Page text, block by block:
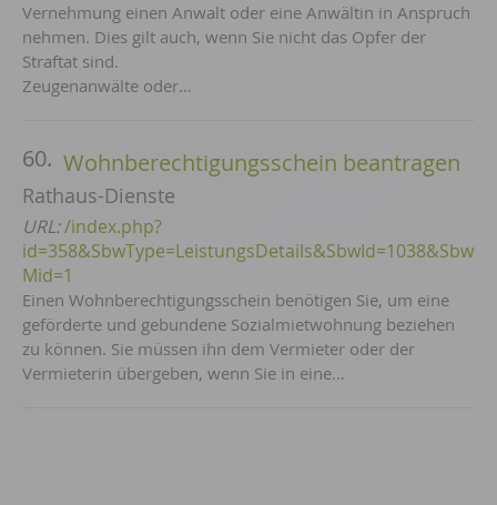
Vernehmung einen Anwalt oder eine Anwältin in Anspruch
nehmen. Dies gilt auch, wenn Sie nicht das Opfer der
Straftat sind.
Zeugenanwälte oder…
60. Wohnberechtigungsschein beantragen
Rathaus-Dienste
URL:/index.php?
id=358&SbwType=LeistungsDetails&SbwId=1038&Sbw
Mid=1
Einen Wohnberechtigungsschein benötigen Sie, um eine
geförderte und gebundene Sozialmietwohnung beziehen
zu können. Sie müssen ihn dem Vermieter oder der
Vermieterin übergeben, wenn Sie in eine…